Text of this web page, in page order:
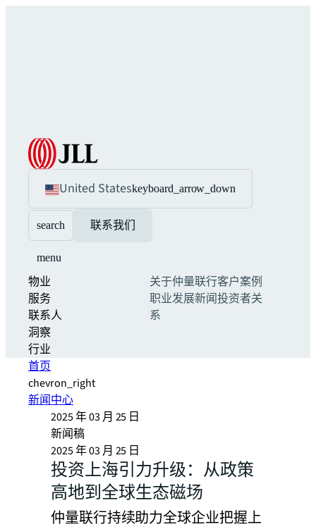
United Stateskeyboard_arrow_down
search 联系我们
menu
物业
服务
联系人
洞察
行业
关于仲量联行客户案例
职业发展新闻投资者关
系
首页
chevron_right
新闻中心
2025 年 03 月 25 日
新闻稿
2025 年 03 月 25 日
投资上海引力升级：从政策
高地到全球生态磁场
仲量联行持续助力全球企业把握上